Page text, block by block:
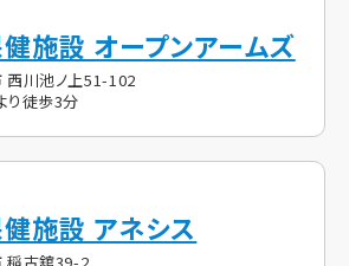
施設 オープンアームズ
川池ノ上51-102
り徒歩3分
施設 アネシス